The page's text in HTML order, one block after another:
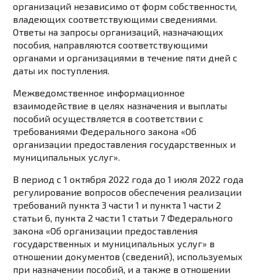
организаций независимо от форм собственности,
владеющих соответствующими сведениями.
Ответы на запросы организаций, назначающих
пособия, направляются соответствующими
органами и организациями в течение пяти дней с
даты их поступления.
Межведомственное информационное
взаимодействие в целях назначения и выплаты
пособий осуществляется в соответствии с
требованиями Федеральногозакона «Об
организации предоставления государственных и
муниципальных услуг».
В период с 1 октября 2022 года до 1 июля 2022 года
регулирование вопросов обеспечения реализации
требований пункта 3 части 1 и пункта 1 части 2
статьи 6, пункта 2 части 1 статьи 7 Федерального
закона «Об организации предоставления
государственных и муниципальных услуг» в
отношении документов (сведений), используемых
при назначении пособий, и а также в отношении